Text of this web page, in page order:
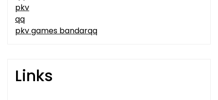
pkv
qq
pkv games bandarqq
Links